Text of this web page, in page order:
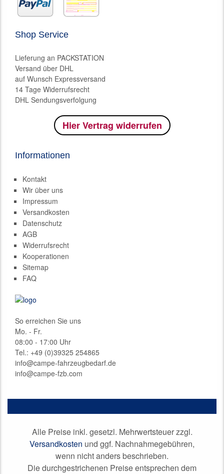
Shop Service
Lieferung an PACKSTATION
Versand über DHL
auf Wunsch Expressversand
14 Tage Widerrufsrecht
DHL Sendungsverfolgung
Hier Vertrag widerrufen
Informationen
Kontakt
Wir über uns
Impressum
Versandkosten
Datenschutz
AGB
Widerrufsrecht
Kooperationen
Sitemap
FAQ
So erreichen Sie uns
Mo. - Fr.
08:00 - 17:00 Uhr
Tel.: +49 (0)39325 254865
info@campe-fahrzeugbedarf.de
info@campe-fzb.com
Alle Preise inkl. gesetzl. Mehrwertsteuer zzgl.
Versandkosten und ggf. Nachnahmegebühren,
wenn nicht anders beschrieben.
Die durchgestrichenen Preise entsprechen dem